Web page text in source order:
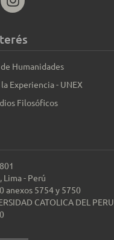
Humanidades
Experiencia - UNEX
Filosóficos
Lima - Perú
anexos 5754 y 5750
CATOLICA DEL PERU